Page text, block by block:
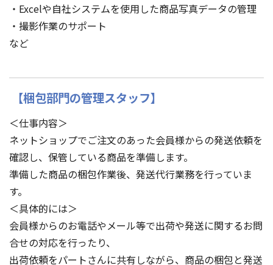
・Excelや自社システムを使用した商品写真データの管理
・撮影作業のサポート
など
【梱包部門の管理スタッフ】
＜仕事内容＞
ネットショップでご注文のあった会員様からの発送依頼を
確認し、保管している商品を準備します。
準備した商品の梱包作業後、発送代行業務を行っていま
す。
＜具体的には＞
会員様からのお電話やメール等で出荷や発送に関するお問
合せの対応を行ったり、
出荷依頼をパートさんに共有しながら、商品の梱包と発送